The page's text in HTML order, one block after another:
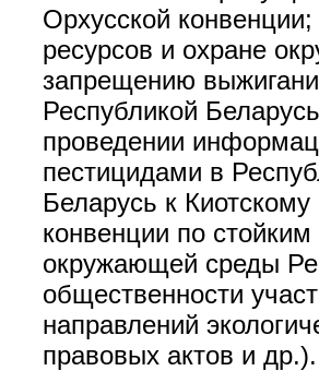
Орхусской
ресурсов и охране
запрещению
Республикой
проведении
пестицидами в
Беларусь к
конвенции по
окружающей среды
общественности
направлений
правовых актов и др.).